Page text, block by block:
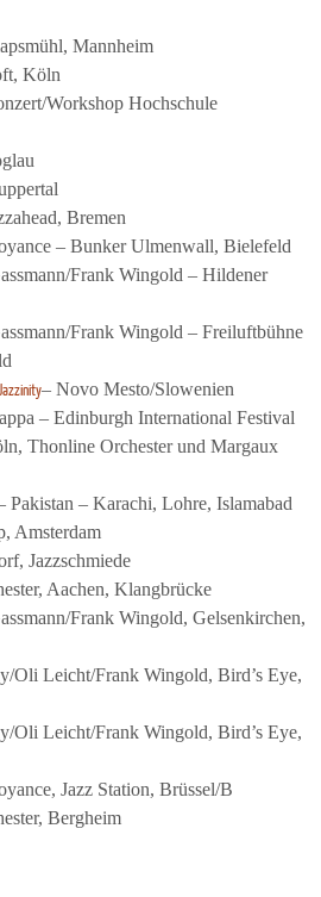
Mannheim
Köln
Workshop Hochschule
Bremen
– Bunker Ulmenwall, Bielefeld
Frank Wingold – Hildener
Frank Wingold – Freiluftbühne
– Novo Mesto/Slowenien
– Edinburgh International Festival
Thonline Orchester und Margaux
Pakistan – Karachi, Lohre, Islamabad
Amsterdam
Jazzschmiede
Aachen, Klangbrücke
Frank Wingold, Gelsenkirchen,
Oli Leicht/Frank Wingold, Bird’s Eye,
Oli Leicht/Frank Wingold, Bird’s Eye,
Jazz Station, Brüssel/B
Bergheim